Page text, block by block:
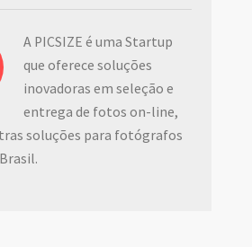
A PICSIZE é uma Startup
que oferece soluções
inovadoras em seleção e
entrega de fotos on-line,
soluções para fotógrafos